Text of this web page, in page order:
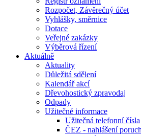
Rozpočet, Závěrečný účet
Vyhlášky, směrnice
Dotace
Veřejné zakázky
Výběrová řízení
Aktuálně
Aktuality
Důležitá sdělení
Kalendář akcí
Dřevohostický zpravodaj
Odpady
Užitečné informace
Užitečná telefonní čísla
ČEZ - nahlášení